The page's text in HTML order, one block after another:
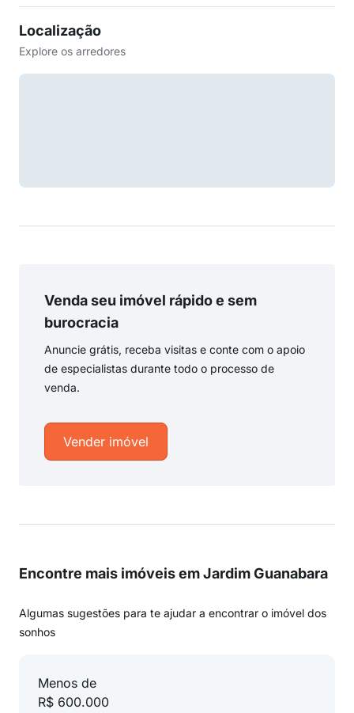
Localização
Explore os arredores
Venda seu imóvel rápido e sem
burocracia
Anuncie grátis, receba visitas e conte com o apoio
de especialistas durante todo o processo de
venda.
Vender imóvel
Encontre mais imóveis em Jardim Guanabara
Algumas sugestões para te ajudar a encontrar o imóvel dos
sonhos
Menos de
R$ 600.000